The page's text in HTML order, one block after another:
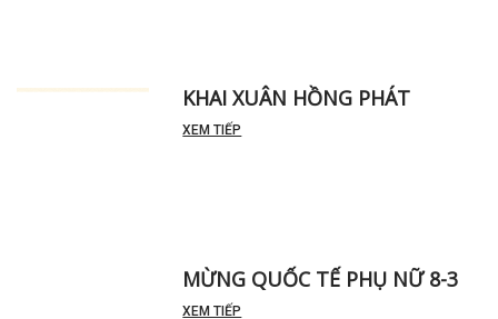
KHAI XUÂN HỒNG PHÁT
MỪNG QUỐC TẾ PHỤ NỮ 8-3